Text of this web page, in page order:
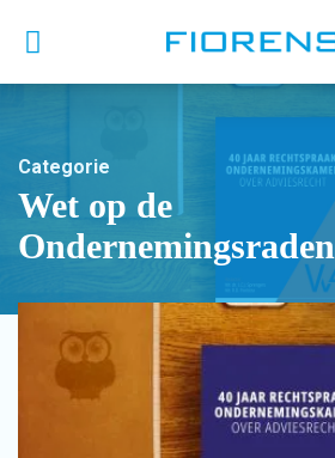
Categorie
Wet op de
Ondernemingsraden